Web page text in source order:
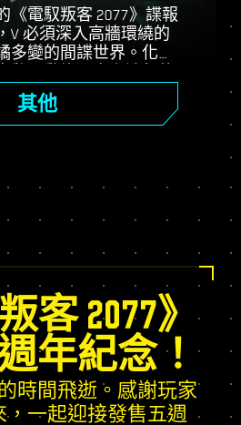
《電馭叛客 2077》諜報
V 必須深入高牆環繞的
多變的間諜世界。化身
命運的不同抉擇。發揮
技能樹的潛能，體驗動
界任務、全新委託和其
其他
客 2077》
年紀念！
時間飛逝。感謝玩家
，一起迎接發售五週